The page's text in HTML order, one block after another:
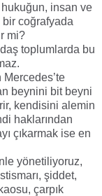
hukuğun, insan ve
bir coğrafyada
mi?
toplumlarda bu
beynini bit beyni
kendisini alemin
haklarından
çıkarmak ise en
yönetiliyoruz,
şiddet,
çarpık